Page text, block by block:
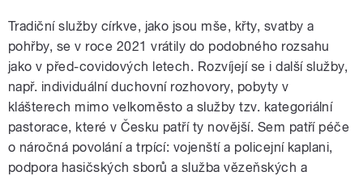
Tradiční služby církve, jako jsou mše, křty, svatby a
pohřby, se v roce 2021 vrátily do podobného rozsahu
jako v před-covidových letech. Rozvíjejí se i další služby,
např. individuální duchovní rozhovory, pobyty v
klášterech mimo velkoměsto a služby tzv. kategoriální
pastorace, které v Česku patří ty novější. Sem patří péče
o náročná povolání a trpící: vojenští a policejní kaplani,
podpora hasičských sborů a služba vězeňských a